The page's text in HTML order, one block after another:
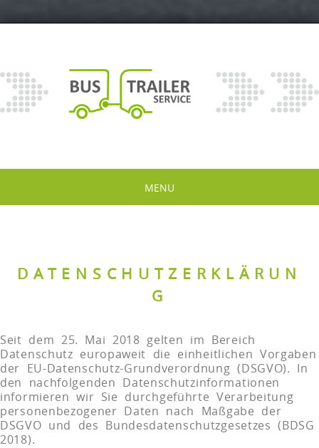
MENU
DATENSCHUTZERKLÄRUN
G
Seit dem 25. Mai 2018 gelten im Bereich
Datenschutz europaweit die einheitlichen Vorgaben
der EU-Datenschutz-Grundverordnung (DSGVO). In
den nachfolgenden Datenschutzinformationen
informieren wir Sie durchgeführte Verarbeitung
personenbezogener Daten nach Maßgabe der
DSGVO und des Bundesdatenschutzgesetzes (BDSG
2018).